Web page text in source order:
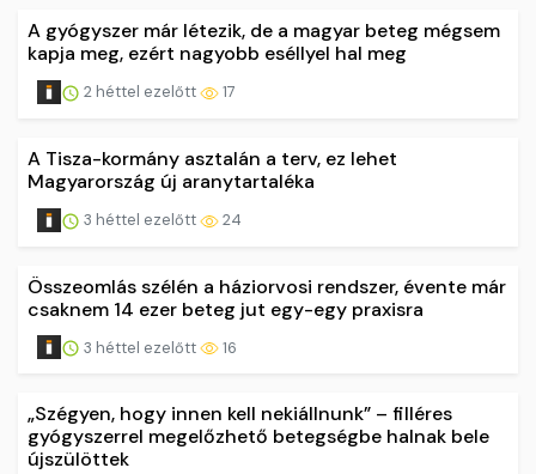
A gyógyszer már létezik, de a magyar beteg mégsem
kapja meg, ezért nagyobb eséllyel hal meg
2 héttel ezelőtt 17
A Tisza-kormány asztalán a terv, ez lehet
Magyarország új aranytartaléka
3 héttel ezelőtt 24
Összeomlás szélén a háziorvosi rendszer, évente már
csaknem 14 ezer beteg jut egy-egy praxisra
3 héttel ezelőtt 16
„Szégyen, hogy innen kell nekiállnunk” – filléres
gyógyszerrel megelőzhető betegségbe halnak bele
újszülöttek